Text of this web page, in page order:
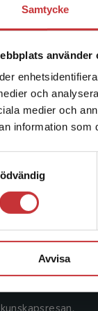
Samtycke
använder
och
medier och
information som
Avvisa
idag Sveriges
kurslitteratur,